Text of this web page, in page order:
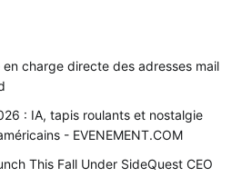
charge directe des adresses mail
: IA, tapis roulants et nostalgie
- EVENEMENT.COM
This Fall Under SideQuest CEO